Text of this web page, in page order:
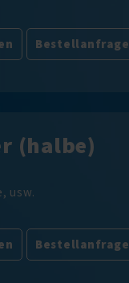
Bestellanfrage
(halbe)
usw.
Bestellanfrage